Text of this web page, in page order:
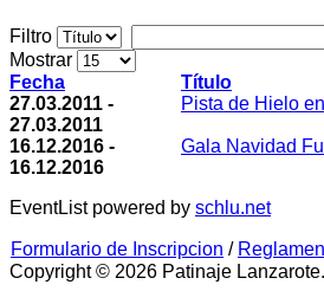
Filtro
Mostrar
Fecha
Título
27.03.2011 -
27.03.2011
Pista de Hielo
16.12.2016 -
16.12.2016
Gala Navidad
EventList powered by schlu.net
Formulario de Inscripcion /
Copyright © 2026 Patinaje